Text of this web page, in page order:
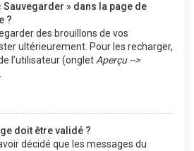
Sauvegarder » dans la page de
?
des brouillons de vos
ultérieurement. Pour les recharger,
l’utilisateur (ongletAperçu -->
doit être validé ?
décidé que les messages du